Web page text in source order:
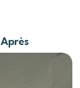
Après